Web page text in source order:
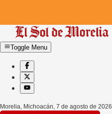
Toggle Menu
Morelia, Michoacán, 7 de agosto de 2026